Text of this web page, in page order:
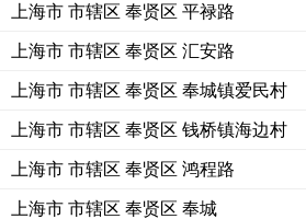
上海市 市辖区 奉贤区 平禄路
上海市 市辖区 奉贤区 汇安路
上海市 市辖区 奉贤区 奉城镇爱民村
上海市 市辖区 奉贤区 钱桥镇海边村
上海市 市辖区 奉贤区 鸿程路
上海市 市辖区 奉贤区 奉城